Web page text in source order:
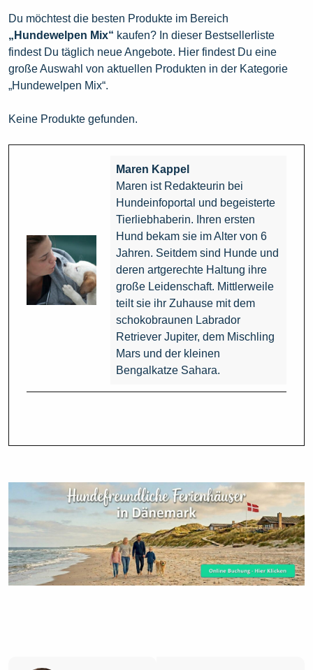
Du möchtest die besten Produkte im Bereich
„Hundewelpen Mix“ kaufen? In dieser Bestsellerliste
findest Du täglich neue Angebote. Hier findest Du eine
große Auswahl von aktuellen Produkten in der Kategorie
„Hundewelpen Mix“.
Keine Produkte gefunden.
Maren Kappel
Maren ist Redakteurin bei
Hundeinfoportal und begeisterte
Tierliebhaberin. Ihren ersten
Hund bekam sie im Alter von 6
Jahren. Seitdem sind Hunde und
deren artgerechte Haltung ihre
große Leidenschaft. Mittlerweile
teilt sie ihr Zuhause mit dem
schokobraunen Labrador
Retriever Jupiter, dem Mischling
Mars und der kleinen
Bengalkatze Sahara.